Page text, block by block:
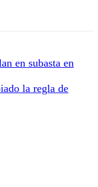
en subasta en
la regla de